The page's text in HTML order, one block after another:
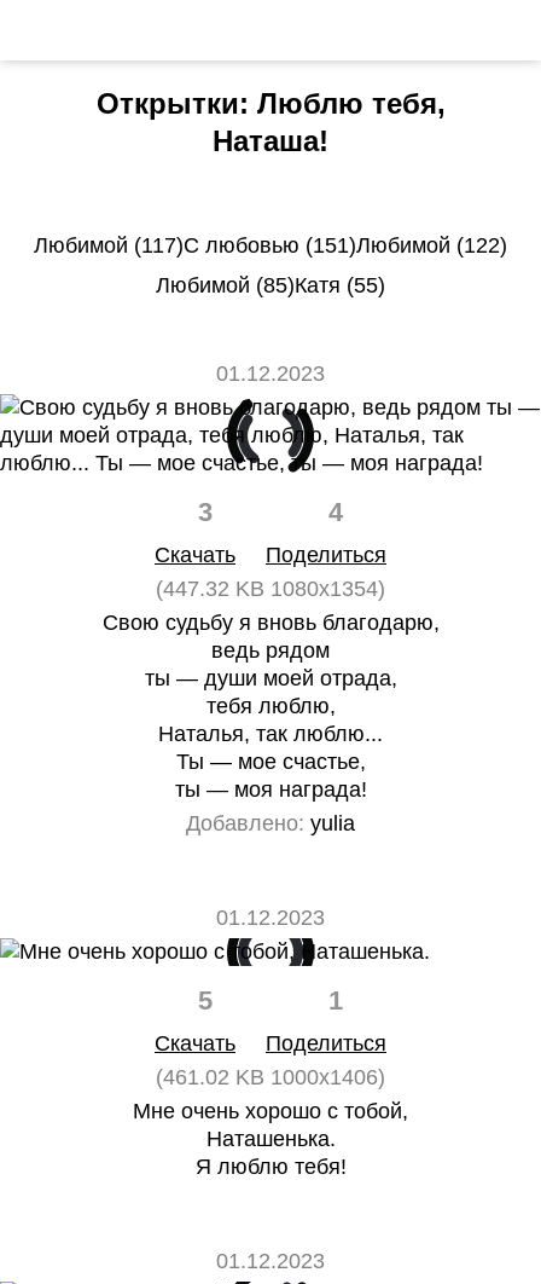
Открытки: Люблю тебя,
Наташа!
Любимой (117)С любовью (151)Любимой (122)
Любимой (85)Катя (55)
01.12.2023
3 4
Скачать
Поделиться
(447.32 KB 1080x1354)
Свою судьбу я вновь благодарю,
ведь рядом
ты — души моей отрада,
тебя люблю,
Наталья, так люблю...
Ты — мое счастье,
ты — моя награда!
Добавлено: yulia
01.12.2023
5 1
Скачать
Поделиться
(461.02 KB 1000x1406)
Мне очень хорошо с тобой,
Наташенька.
Я люблю тебя!
01.12.2023